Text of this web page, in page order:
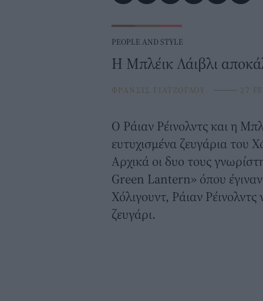
PEOPLE AND STYLE
Η Μπλέικ Λάιβλι
ΦΡΑΝΣΙΣ ΓΙΑΤΖΟΓΛΟΥ ⸻ 27
Ο Ράιαν Ρέινολντς και η
ευτυχισμένα ζευγάρια του
Αρχικά οι δυο τους
Green Lantern» όπου
Χόλιγουντ, Ράιαν
ζευγάρι.